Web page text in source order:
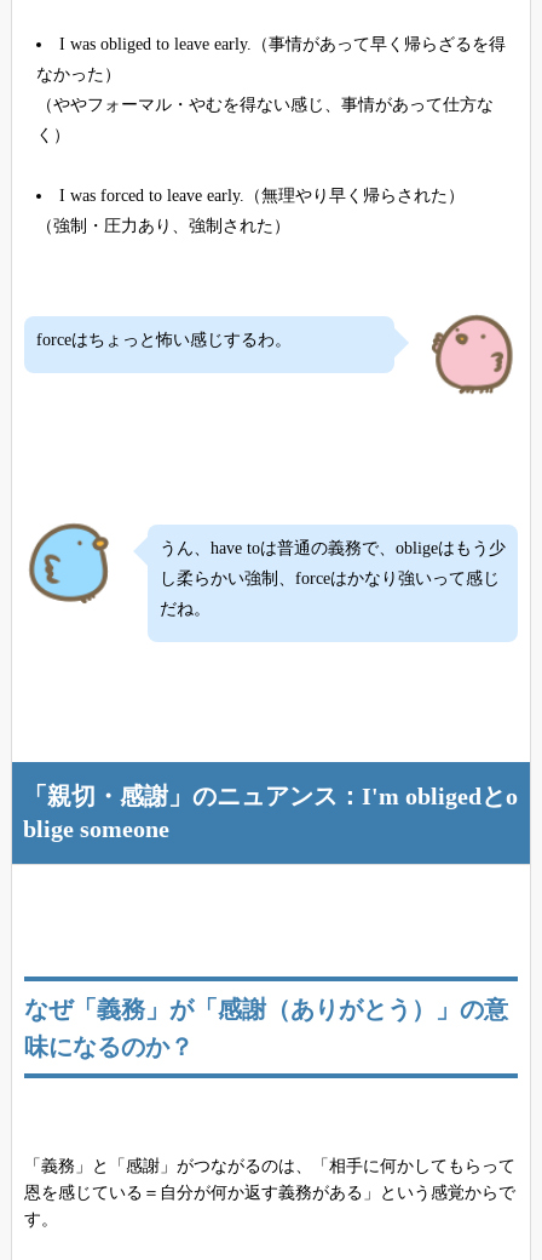
I was obliged to leave early.（事情があって早く帰らざるを得
なかった）
（ややフォーマル・やむを得ない感じ、事情があって仕方な
く）
I was forced to leave early.（無理やり早く帰らされた）
（強制・圧力あり、強制された）
forceはちょっと怖い感じするわ。
うん、have toは普通の義務で、obligeはもう少
し柔らかい強制、forceはかなり強いって感じ
だね。
「親切・感謝」のニュアンス：I'm obligedとo
blige someone
なぜ「義務」が「感謝（ありがとう）」の意
味になるのか？
「義務」と「感謝」がつながるのは、「相手に何かしてもらって
恩を感じている＝自分が何か返す義務がある」という感覚からで
す。